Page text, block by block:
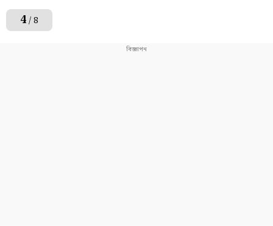
4/ 8